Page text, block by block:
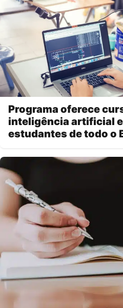
Programa oferece
inteligência artificial
estudantes de todo o